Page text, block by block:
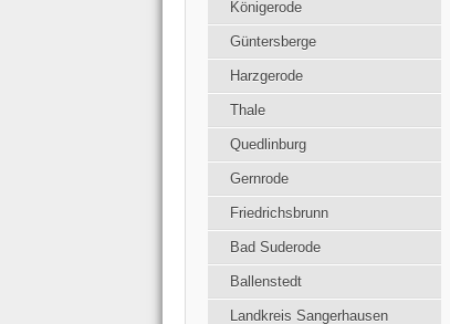
Königerode
Güntersberge
Harzgerode
Thale
Quedlinburg
Gernrode
Friedrichsbrunn
Bad Suderode
Ballenstedt
Landkreis Sangerhausen